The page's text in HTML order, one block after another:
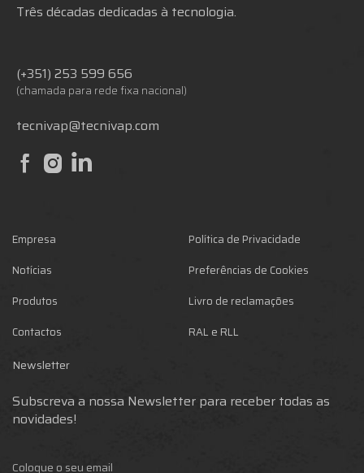
Três décadas dedicadas à tecnologia.
(+351) 253 599 656
(chamada para rede fixa nacional)
tecnivap@tecnivap.com
Empresa
Notícias
Produtos
Contactos
Política de Privacidade
Preferências de Cookies
Livro de reclamações
RAL e RLL
Newsletter
Subscreva a nossa Newsletter para receber todas as
novidades!